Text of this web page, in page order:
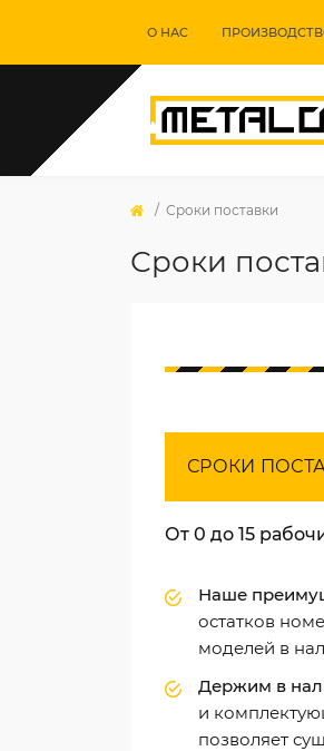
О НАС
Сроки поставки
Сроки
СРОКИ
От 0 до 15
Наше
остатков
моделей в
Держим в
и
позволяет